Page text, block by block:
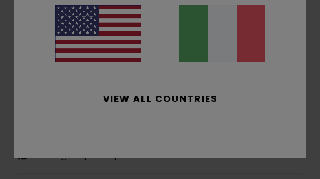
30. luglio 2026
Maglietta semplice realizzata con un tessuto di buona
sono molto soddisfatto dell'acquisto.
Consiglio questo prodotto
VIEW ALL COUNTRIES